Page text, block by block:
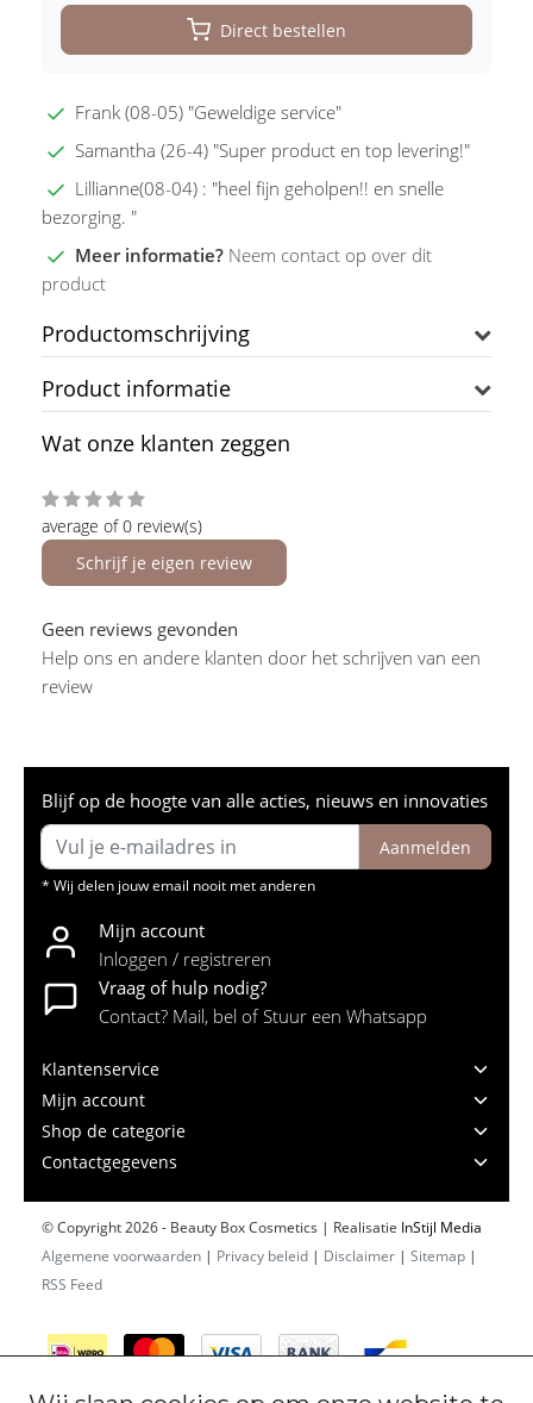
Direct bestellen
Frank (08-05) "Geweldige service"
Samantha (26-4) "Super product en top levering!"
Lillianne(08-04) : "heel fijn geholpen!! en snelle
bezorging. "
Meer informatie? Neem contact op over dit
product
Productomschrijving
Product informatie
Wat onze klanten zeggen
average of 0 review(s)
Schrijf je eigen review
Geen reviews gevonden
Help ons en andere klanten door het schrijven van een
review
Blijf op de hoogte van alle acties, nieuws en innovaties
Aanmelden
* Wij delen jouw email nooit met anderen
Mijn account
Inloggen / registreren
Vraag of hulp nodig?
Contact? Mail, bel of Stuur een Whatsapp
Klantenservice
Mijn account
Shop de categorie
Contactgegevens
© Copyright 2026 - Beauty Box Cosmetics | Realisatie InStijl Media
Algemene voorwaarden | Privacy beleid | Disclaimer | Sitemap |
RSS Feed